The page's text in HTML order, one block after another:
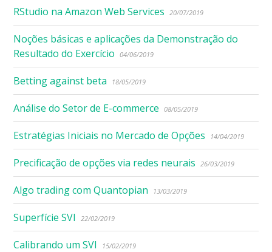
RStudio na Amazon Web Services 20/07/2019
Noções básicas e aplicações da Demonstração do
Resultado do Exercício
04/06/2019
Betting against beta 18/05/2019
Análise do Setor de E-commerce 08/05/2019
Estratégias Iniciais no Mercado de Opções 14/04/2019
Precificação de opções via redes neurais 26/03/2019
Algo trading com Quantopian 13/03/2019
Superfície SVI 22/02/2019
Calibrando um SVI 15/02/2019